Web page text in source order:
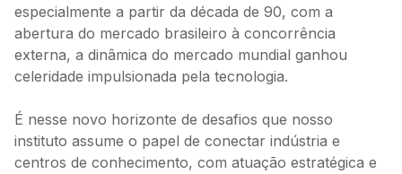
especialmente a partir da década de 90, com a
abertura do mercado brasileiro à concorrência
externa, a dinâmica do mercado mundial ganhou
celeridade impulsionada pela tecnologia.
É nesse novo horizonte de desafios que nosso
instituto assume o papel de conectar indústria e
centros de conhecimento, com atuação estratégica e